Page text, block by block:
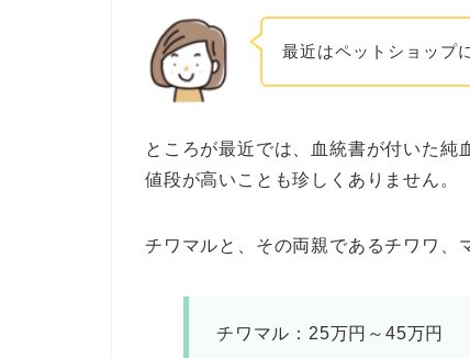
最近はペットショップ
ところが最近では、血統書が付いた純
値段が高いことも珍しくありません。
チワマルと、その両親であるチワワ、
チワマル：25万円～45万円